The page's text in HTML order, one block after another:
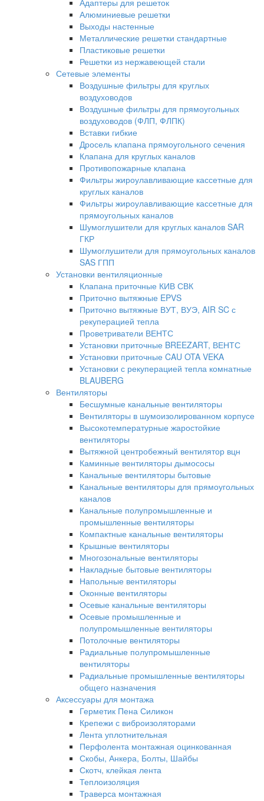
Адаптеры для решеток
Алюминиевые решетки
Выходы настенные
Металлические решетки стандартные
Пластиковые решетки
Решетки из нержавеющей стали
Сетевые элементы
Воздушные фильтры для круглых
воздуховодов
Воздушные фильтры для прямоугольных
воздуховодов (ФЛП, ФЛПК)
Вставки гибкие
Дросель клапана прямоугольного сечения
Клапана для круглых каналов
Противопожарные клапана
Фильтры жироулавливающие кассетные для
круглых каналов
Фильтры жироулавливающие кассетные для
прямоугольных каналов
Шумоглушители для круглых каналов SAR
ГКР
Шумоглушители для прямоугольных каналов
SAS ГПП
Установки вентиляционные
Клапана приточные КИВ СВК
Приточно вытяжные EPVS
Приточно вытяжные ВУТ, ВУЭ, AIR SC с
рекуперацией тепла
Проветриватели ВЕНТС
Установки приточные BREEZART, ВЕНТС
Установки приточные CAU OTA VEKA
Установки с рекуперацией тепла комнатные
BLAUBERG
Вентиляторы
Бесшумные канальные вентиляторы
Вентиляторы в шумоизолированном корпусе
Высокотемпературные жаростойкие
вентиляторы
Вытяжной центробежный вентилятор вцн
Каминные вентиляторы дымососы
Канальные вентиляторы бытовые
Канальные вентиляторы для прямоугольных
каналов
Канальные полупромышленные и
промышленные вентиляторы
Компактные канальные вентиляторы
Крышные вентиляторы
Многозональные вентиляторы
Накладные бытовые вентиляторы
Напольные вентиляторы
Оконные вентиляторы
Осевые канальные вентиляторы
Осевые промышленные и
полупромышленные вентиляторы
Потолочные вентиляторы
Радиальные полупромышленные
вентиляторы
Радиальные промышленные вентиляторы
общего назначения
Аксессуары для монтажа
Герметик Пена Силикон
Крепежи с виброизоляторами
Лента уплотнительная
Перфолента монтажная оцинкованная
Скобы, Анкера, Болты, Шайбы
Скотч, клейкая лента
Теплоизоляция
Траверса монтажная